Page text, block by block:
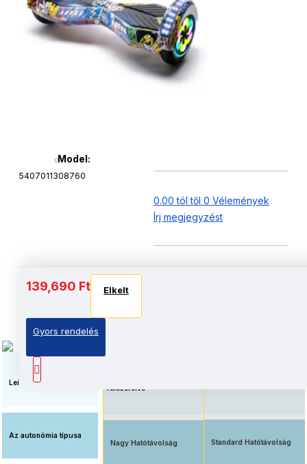
Model:
5407011308760
0.00 tól től 0 Vélemények
Írj megjegyzést
139,690 Ft Elkelt
Gyors rendelés
Akkumulátor és autonómia
Leírás
Az autonómia típusa
felszerelve
Nagy Hatótávolság Standard Hatótávolság